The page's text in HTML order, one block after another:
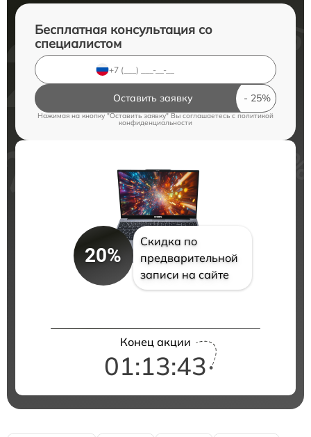
Бесплатная консультация со
специалистом
Оставить заявку
Нажимая на кнопку "Оставить заявку" Вы соглашаетесь cполитикой
конфиденциальности
20%
Скидка по
предварительной
записи на сайте
Конец акции
01:13:42